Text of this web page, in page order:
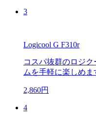
3
Logicool G F310r
コスパ抜群のロジ
ムを手軽に楽しめま
2,860円
4